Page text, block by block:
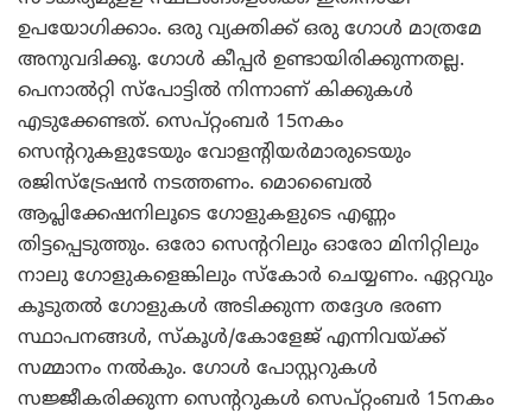
ഉപയോഗിക്കാം. ഒരു വ്യക്തിക്ക് ഒരു ഗോള്‍ മാത്രമേ
അനുവദിക്കൂ. ഗോള്‍ കീപ്പര്‍ ഉണ്ടായിരിക്കുന്നതല്ല.
പെനാല്‍റ്റി സ്‌പോട്ടില്‍ നിന്നാണ് കിക്കുകള്‍
എടുക്കേണ്ടത്. സെപ്റ്റംബര്‍ 15നകം
സെന്ററുകളുടേയും വോളന്റിയര്‍മാരുടെയും
രജിസ്‌ട്രേഷന്‍ നടത്തണം. മൊബൈല്‍
ആപ്ലിക്കേഷനിലൂടെ ഗോളുകളുടെ എണ്ണം
തിട്ടപ്പെടുത്തും. ഒരോ സെന്ററിലും ഓരോ മിനിറ്റിലും
നാലു ഗോളുകളെങ്കിലും സ്‌കോര്‍ ചെയ്യണം. ഏറ്റവും
കൂടുതല്‍ ഗോളുകള്‍ അടിക്കുന്ന തദ്ദേശ ഭരണ
സ്ഥാപനങ്ങള്‍, സ്‌കൂള്‍/കോളേജ് എന്നിവയ്ക്ക്
സമ്മാനം നല്‍കും. ഗോള്‍ പോസ്റ്ററുകള്‍
സജ്ജീകരിക്കുന്ന സെന്ററുകള്‍ സെപ്റ്റംബര്‍ 15നകം